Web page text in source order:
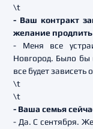
\t
- Ваш контракт
желание продлить
- Меня все
Новгород. Было бы
все будет зависеть
\t
\t
- Ваша семья
- Да. С сентября.